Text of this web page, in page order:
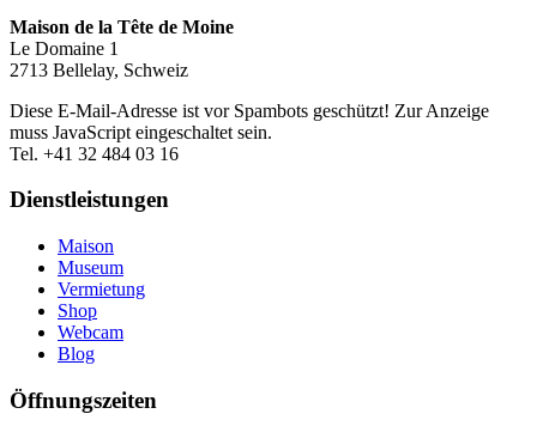
Maison de la Tête de Moine
Le Domaine 1
2713 Bellelay, Schweiz
Diese E-Mail-Adresse ist vor Spambots geschützt! Zur Anzeige
muss JavaScript eingeschaltet sein.
Tel. +41 32 484 03 16
Dienstleistungen
Maison
Museum
Vermietung
Shop
Webcam
Blog
Öffnungszeiten